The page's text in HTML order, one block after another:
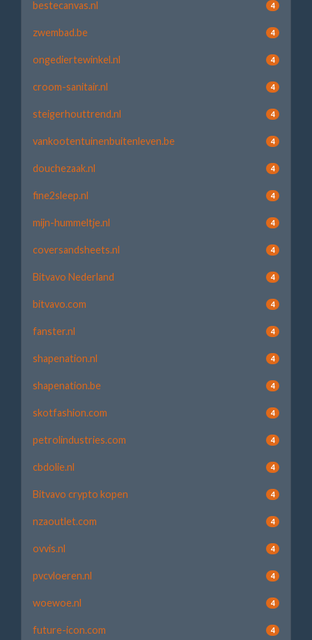
bestecanvas.nl 4
zwembad.be 4
ongediertewinkel.nl 4
croom-sanitair.nl 4
steigerhouttrend.nl 4
vankootentuinenbuitenleven.be 4
douchezaak.nl 4
fine2sleep.nl 4
mijn-hummeltje.nl 4
coversandsheets.nl 4
Bitvavo Nederland 4
bitvavo.com 4
fanster.nl 4
shapenation.nl 4
shapenation.be 4
skotfashion.com 4
petrolindustries.com 4
cbdolie.nl 4
Bitvavo crypto kopen 4
nzaoutlet.com 4
ovvis.nl 4
pvcvloeren.nl 4
woewoe.nl 4
future-icon.com 4